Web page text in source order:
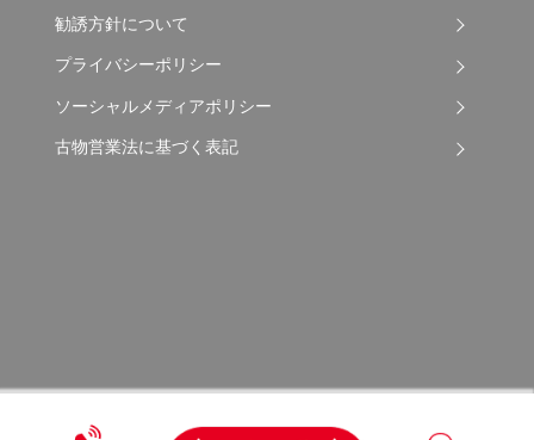
勧誘方針について
プライバシーポリシー
ソーシャルメディアポリシー
古物営業法に基づく表記